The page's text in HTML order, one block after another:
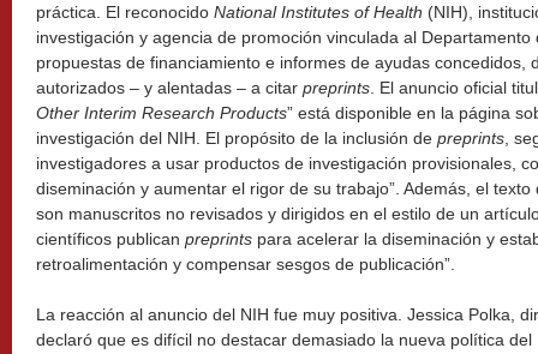
práctica. El reconocido National Institutes of Health (NIH),
investigación y agencia de promoción vinculada al
propuestas de financiamiento e informes de ayudas concedidos,
autorizados – y alentadas – a citar preprints . El anuncio oficial
Other Interim Research Products” está disponible en la página
investigación del NIH. El propósito de la inclusión de preprints ,
investigadores a usar productos de investigación provisionales,
diseminación y aumentar el rigor de su trabajo”. Además, el
son manuscritos no revisados y dirigidos en el estilo de un
científicos publican preprints para acelerar la diseminación y
retroalimentación y compensar sesgos de publicación”.
La reacción al anuncio del NIH fue muy positiva. Jessica Polka,
declaró que es difícil no destacar demasiado la nueva política del